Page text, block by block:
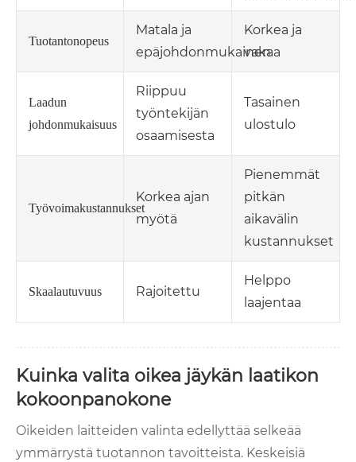
Tuotantonopeus
Matala ja
epäjohdonmukainen
Korkea ja
vakaa
Laadun
johdonmukaisuus
Riippuu
työntekijän
osaamisesta
Tasainen
ulostulo
Työvoimakustannukset
Korkea ajan
myötä
Pienemmät
pitkän
aikavälin
kustannukset
Skaalautuvuus Rajoitettu
Helppo
laajentaa
Kuinka valita oikea jäykän laatikon
kokoonpanokone
Oikeiden laitteiden valinta edellyttää selkeää
ymmärrystä tuotannon tavoitteista. Keskeisiä